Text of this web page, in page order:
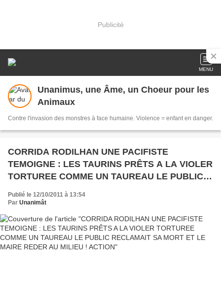
Publicité
MENU
Unanimus, une Âme, un Choeur pour les
Animaux
Contre l'invasion des monstres à face humaine. Violence = enfant en danger.
CORRIDA RODILHAN UNE PACIFISTE
TEMOIGNE : LES TAURINS PRÊTS A LA VIOLER
TORTUREE COMME UN TAUREAU LE PUBLIC
RECLAMAIT SA MORT ET LE MAIRE REDER AU
MILIEU ! ACTION
Publié le 12/10/2011 à 13:54
Par Unanimât